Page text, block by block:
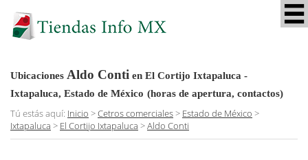
Ubicaciones Aldo Conti en El Cortijo Ixtapaluca -
Ixtapaluca, Estado de México (horas de apertura, contactos)
Tú estás aquí: Inicio >Cetros comerciales> Estado de México >
Ixtapaluca > El Cortijo Ixtapaluca >Aldo Conti